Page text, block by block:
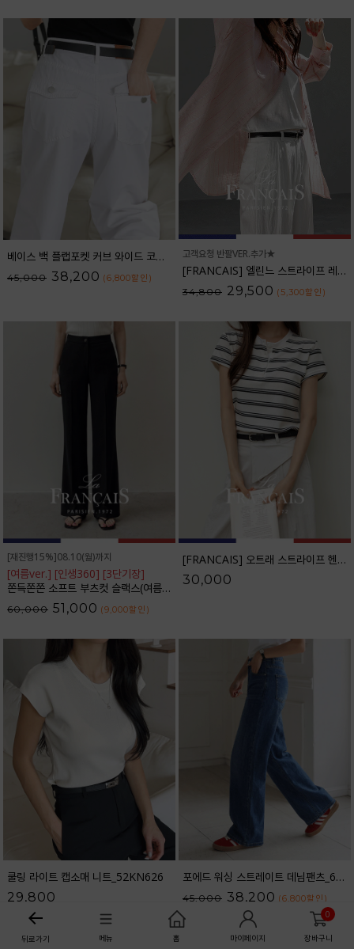
뒤로가기 메뉴 홈 마이페이지
0
장바구니
베이스 백 플랩포켓 커브 와이드 코튼팬츠_61PT2527
45,000 38,200 (6,800할인 )
고객요청 반팔VER.추가★
[FRANCAIS] 엘린느 스트라이프 레이온 셔츠_F6S261SH
34,800 29,500 (5,300할인 )
[재진행15%]08.10(월)까지
[여름ver.] [인생360] [3단기장]
쫀득쫀쫀 소프트 부츠컷 슬랙스(여름VER.)_F6H403SL
60,000 51,000 (9,000할인 )
[FRANCAIS] 오트래 스트라이프 헨리넥 반팔티셔츠_F6H528TS
30,000
쿨링 라이트 캡소매 니트_52KN626
29,800
포에드 워싱 스트레이트 데님팬츠_61DP1708
45,000 38,200 (6,800할인 )